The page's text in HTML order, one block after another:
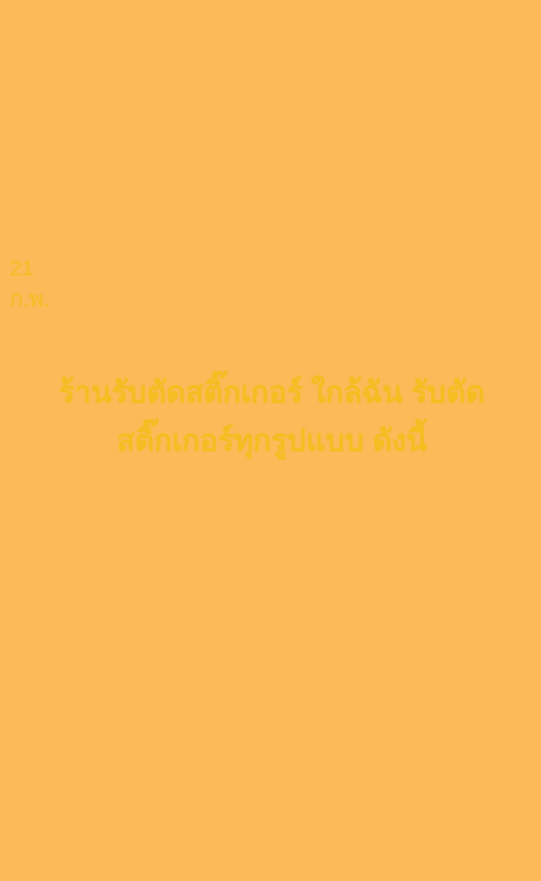
21
ก.พ.
ร้านรับตัดสติ๊กเกอร์ ใกล้ฉัน รับตัด
สติ๊กเกอร์ทุกรูปแบบ ดังนี้